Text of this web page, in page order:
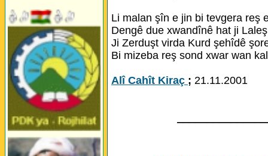
Li malan şîn e jin bi tevgera reş
Dengê due xwandînê hat ji
Ji Zerduşt virda Kurd şehîdê
Bi mizeba reş sond xwar wan
Alî Cahît Kiraç ; 21.11.2001